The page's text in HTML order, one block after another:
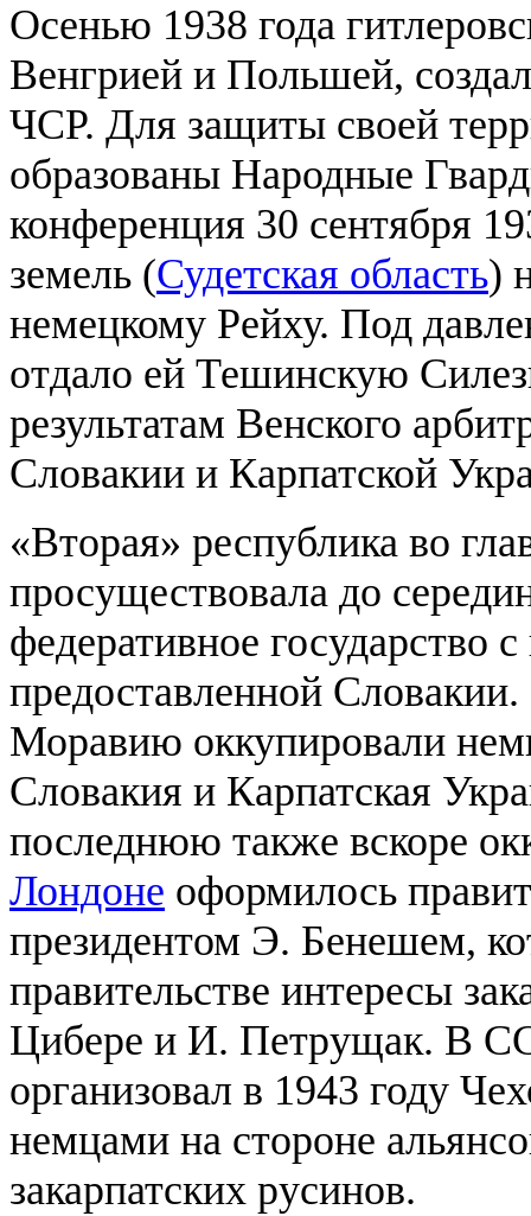
Осенью 1938 года
Венгрией и Польшей,
ЧСР. Для защиты своей
образованы Народные
конференция 30 сентября
земель (Судетская область)
немецкому Рейху. Под
отдало ей Тешинскую
результатам Венского
Словакии и Карпатской
«Вторая» республика во
просуществовала до
федеративное государство
предоставленной
Моравию оккупировали
Словакия и Карпатская
последнюю также вскоре
Лондоне оформилось
президентом Э. Бенешем,
правительстве интересы
Цибере и И. Петрущак. В
организовал в 1943 году
немцами на стороне
закарпатских русинов.